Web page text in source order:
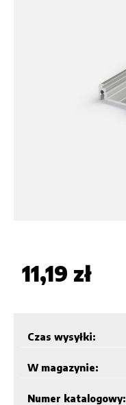
11,19 zł
Czas wysyłki:
W magazynie:
Numer katalogowy: